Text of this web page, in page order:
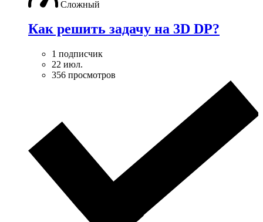
Сложный
Как решить задачу на 3D DP?
1 подписчик
22 июл.
356 просмотров